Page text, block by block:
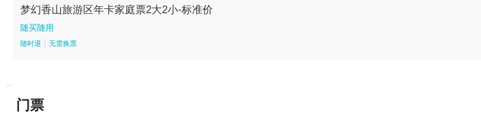
梦幻香山旅游区年卡家庭票2大2小-标准价
随买随用
随时退 无需换票
门票